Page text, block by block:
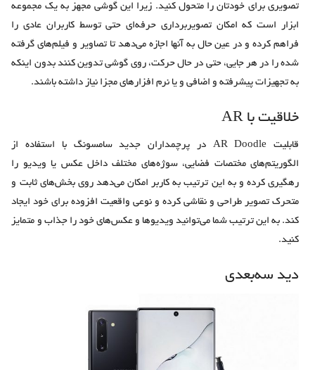
تصویری برای خودتان را متحول کنید. زیرا این گوشی مجهز به یک مجموعه
ابزار است که امکان تصویربرداری حرفه‌ای حتی توسط کاربران عادی را
فراهم کرده و در عین حال به آنها اجازه می‌دهد تا تصاویر و فیلم‌های گرفته
شده را در هر جایی، حتی در حال حرکت، روی گوشی تدوین کنند بدون اینکه
به تجهیزات پیشرفته و اضافی و یا نرم افزارهای مجزا نیاز داشته باشند.
خلاقیت با AR
قابلیت AR Doodle در پرچمداران جدید سامسونگ با استفاده از
الگوریتم‌های مختصات فضایی، سوژه‌های مختلف داخل عکس یا ویدیو را
رهگیری کرده و به این ترتیب به کاربر امکان می‌دهد روی بخش‌های ثابت و
متحرک تصویر طراحی و نقاشی کرده و نوعی واقعیت افزوده برای خود ایجاد
کند. به این ترتیب شما می‌توانید ویدیوها و عکس‌های خود را جذاب و متمایز
کنید.
دید سه‌‌بعدی